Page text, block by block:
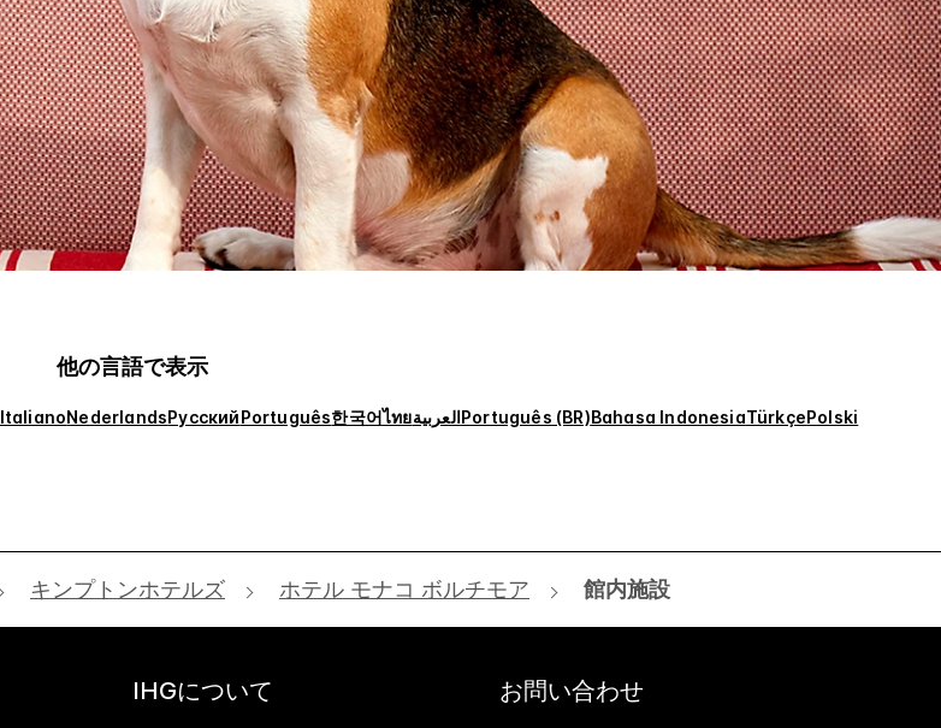
他の言語で表示
ItalianoNederlandsРусскийPortuguês한국어ไทยالعربيةPortuguês (BR)Bahasa IndonesiaTürkçePolski
キンプトンホテルズ ホテル モナコ ボルチモア 館内施設
IHGについて お問い合わせ